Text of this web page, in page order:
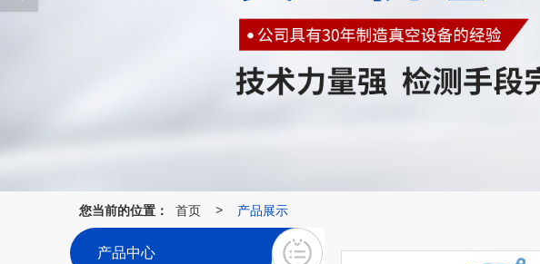
您当前的位置： 首页 > 产品展示
产品中心